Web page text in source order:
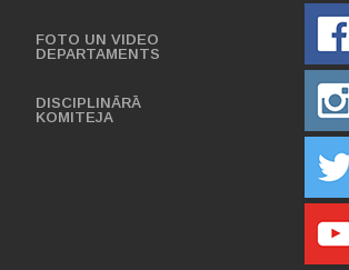
FOTO UN VIDEO
DEPARTAMENTS
DISCIPLINĀRĀ
KOMITEJA